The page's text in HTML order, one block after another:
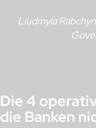
Liudmyla
Die 4
die Banken